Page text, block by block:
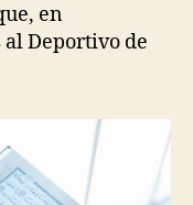
en
Deportivo de